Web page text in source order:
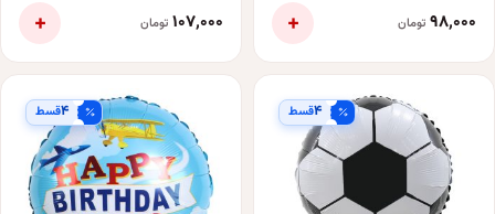
۹۸٬۰۰۰ تومان + ۱۰۷٬۰۰۰ تومان +
۴قسط ۴قسط